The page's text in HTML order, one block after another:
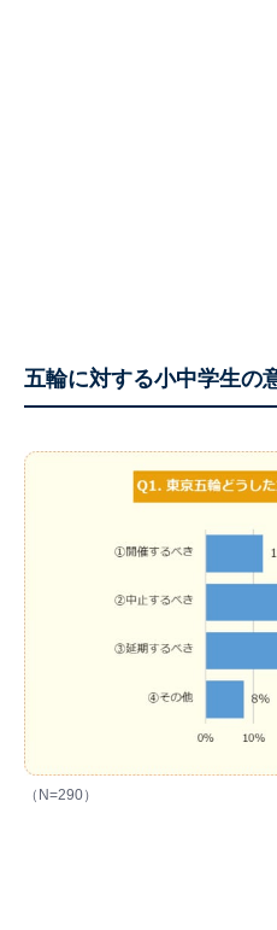
五輪に対する小中学生の
（N=290）